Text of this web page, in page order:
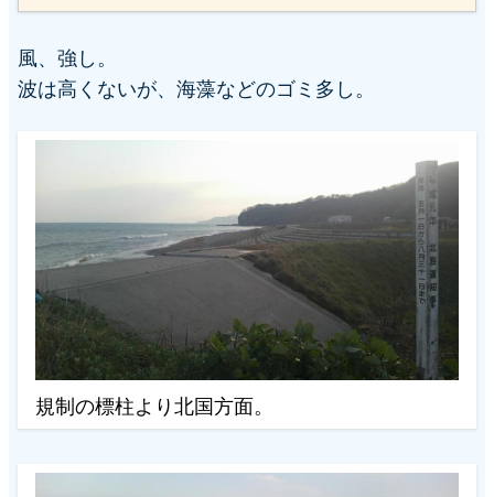
ー
シ
ず
風、強し。
波は高くないが、海藻などのゴミ多し。
規制の標柱より北国方面。